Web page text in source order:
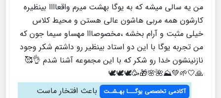
من یه سالی میشه که به یوگا بهشت میرم واقعاااا بینظیره
کارشون همه مربی هاشون عالی هستن و محیط کلاس
خیلی مثبت و آرام بخشه ،مخصوصااا مهساو سیما جون که
من تجربه یوگا با این دو استاد بینظیر رو داشتم شکر وجود
نازنینشون خدا رو شکر که با این مجموعه آشنا شدم 👌🥰
🙏🤍🌱💚⛰️🌺🌸🎁🥳🕊️🕊️🕊️
آکادمی تخصصی یوگـــا بهـشـت
باعث افتخار ماست